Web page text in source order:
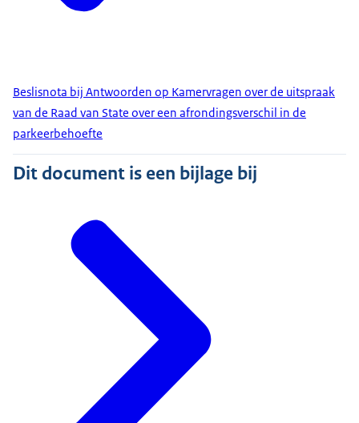
Beslisnota bij Antwoorden op Kamervragen over de uitspraak
van de Raad van State over een afrondingsverschil in de
parkeerbehoefte
Dit document is een bijlage bij